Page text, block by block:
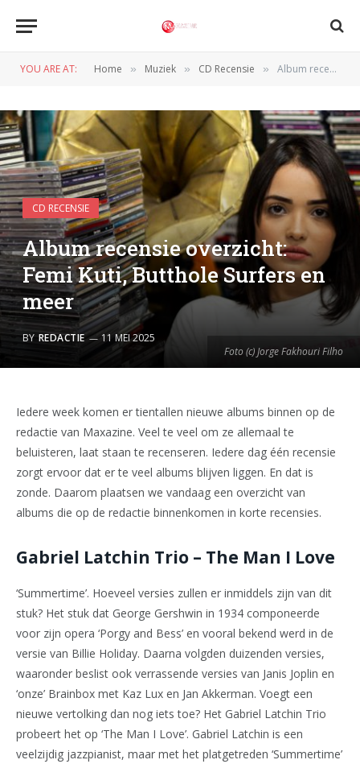
YOU ARE AT: Home » Muziek » CD Recensie » Album recensie overzicht: Femi Kuti, Butthole Surfers en meer
Foto (c) Jorge Fakhouri Filho
CD RECENSIE
Album recensie overzicht:
Femi Kuti, Butthole Surfers en
meer
BY REDACTIE 11 MEI 2025
Iedere week komen er tientallen nieuwe albums binnen op de
redactie van Maxazine. Veel te veel om ze allemaal te
beluisteren, laat staan te recenseren. Iedere dag één recensie
zorgt ervoor dat er te veel albums blijven liggen. En dat is
zonde. Daarom plaatsen we vandaag een overzicht van
albums die op de redactie binnenkomen in korte recensies.
Gabriel Latchin Trio – The Man I Love
‘Summertime’. Hoeveel versies zullen er inmiddels zijn van dit
stuk? Het stuk dat George Gershwin in 1934 componeerde
voor zijn opera ‘Porgy and Bess’ en vooral bekend werd in de
versie van Billie Holiday. Daarna volgden duizenden versies,
waaronder beslist ook verrassende versies van Janis Joplin en
‘onze’ Brainbox met Kaz Lux en Jan Akkerman. Voegt een
nieuwe vertolking dan nog iets toe? Het Gabriel Latchin Trio
probeert het op ‘The Man I Love’. Gabriel Latchin is een
veelzijdig jazzpianist, maar met het platgetreden ‘Summertime’